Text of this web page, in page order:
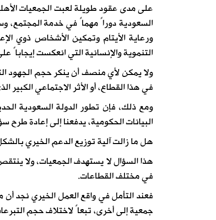
على مدى عقود طويلة لعبت الجمعيات
السعودية دوراً مهماً في خدمة المجتمع،
ورعاية الأيتام وتمكين الأشخاص ذوي
التنموية والإنسانية التي انعكست إيجاباً
ولا يمكن لأي منصف أن ينكر حجم الجهود
في هذا القطاع، أو الأثر الاجتماعي
ومع ذلك، فإن تطور الدولة السعودية
البيانات الحكومية، يدفعنا إلى إعادة
هل ما زالت آلية توزيع الدعم الخيري
هذا السؤال لا يستهدف الجمعيات، ولا
في مختلف القطاعات.
فعند التأمل في واقع العمل الخيري نجد
جمعية إلى أخرى، تبعاً لاختلاف حجم